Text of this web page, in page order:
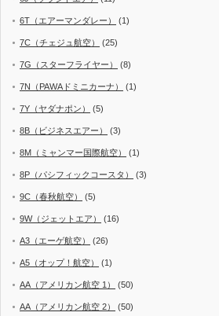
6T（エアーマンダレー） (1)
7C（チェジュ航空） (25)
7G（スターフライヤー） (8)
7N（PAWAドミニカーナ） (1)
7Y（ヤダナポン） (5)
8B（ビジネスエアー） (3)
8M（ミャンマー国際航空） (1)
8P（パシフィックコースタ） (3)
9C（春秋航空） (5)
9W（ジェットエア） (16)
A3（エーゲ航空） (26)
A5（オップ！航空） (1)
AA（アメリカン航空 1） (50)
AA（アメリカン航空 2） (50)